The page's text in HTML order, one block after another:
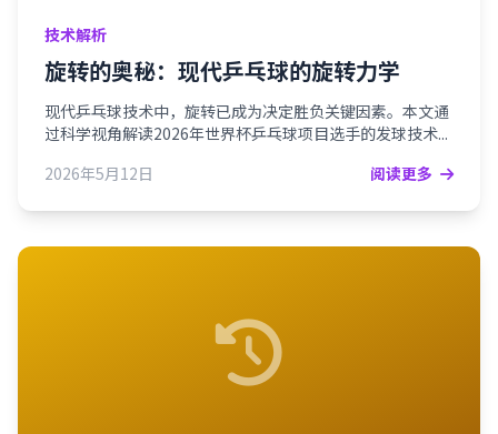
技术解析
旋转的奥秘：现代乒乓球的旋转力学
现代乒乓球技术中，旋转已成为决定胜负关键因素。本文通
过科学视角解读2026年世界杯乒乓球项目选手的发球技术...
2026年5月12日
阅读更多